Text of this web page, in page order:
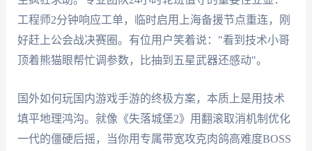
工程师2分钟响应工单，临时启用上海备援节点重连，刚
好赶上公会战决赛圈。有位用户笑着说："看到技术小哥
顶着熊猫眼帮忙调参数，比抽到五星武器还感动"。
国外如何玩国内游戏手游的终极方案，本质上是用技术
填平地理鸿沟。就像《失落城堡2》用翻滚取消机制优化
一代的僵硬后摇，当你用专属带宽攻克肉鸽高难度BOSS